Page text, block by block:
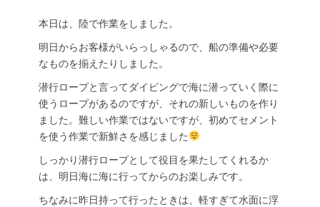
本日は、陸で作業をしました。
明日からお客様がいらっしゃるので、船の準備や必要
なものを揃えたりしました。
潜行ロープと言ってダイビングで海に潜っていく際に
使うロープがあるのですが、それの新しいものを作り
ました。難しい作業ではないですが、初めてセメント
を使う作業で新鮮さを感じました
しっかり潜行ロープとして役目を果たしてくれるか
は、明日海に海に行ってからのお楽しみです。
ちなみに昨日持って行ったときは、軽すぎて水面に浮